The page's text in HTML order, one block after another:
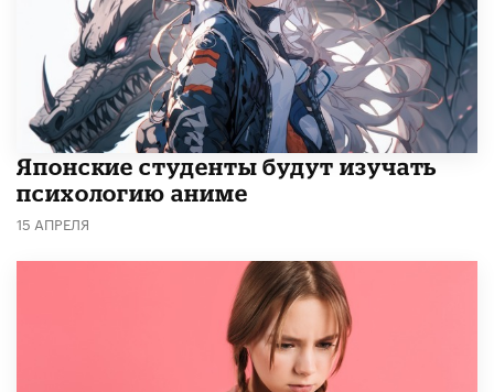
Японские студенты будут изучать
психологию аниме
15 АПРЕЛЯ